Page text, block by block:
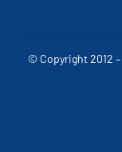
© Copyright 2012 –